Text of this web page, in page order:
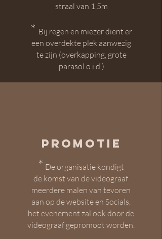
straal van 1,5m
* Bij regen en miezer dient er
een overdekte plek aanwezig
te zijn (overkapping, grote
parasol o.i.d.)
Promotie
* De organisatie kondigt
de komst van de videograaf
meerdere malen van tevoren
aan op de website en Socials,
het evenement zal ook door de
videograaf gepromoot worden.